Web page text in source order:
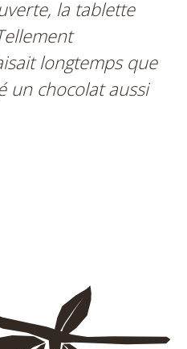
la tablette
longtemps que
un chocolat aussi